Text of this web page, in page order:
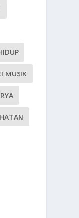
MUSIK